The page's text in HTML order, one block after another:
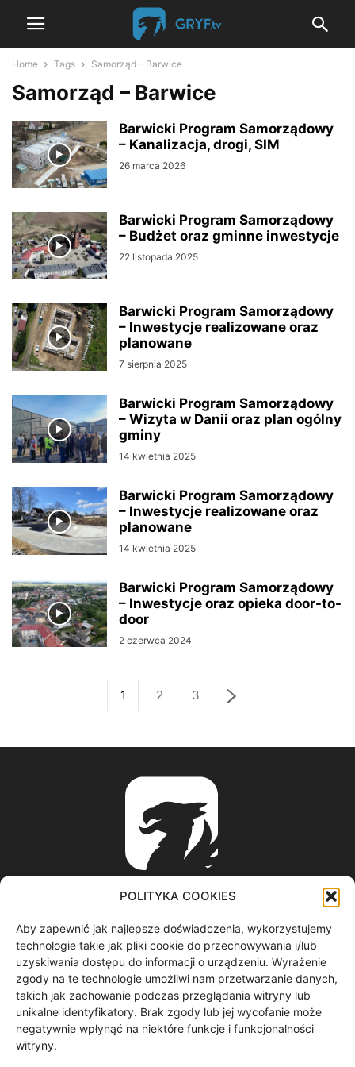
POLITYKA COOKIES
Aby zapewnić jak najlepsze doświadczenia, wykorzystujemy
technologie takie jak pliki cookie do przechowywania i/lub
uzyskiwania dostępu do informacji o urządzeniu. Wyrażenie
zgody na te technologie umożliwi nam przetwarzanie danych,
takich jak zachowanie podczas przeglądania witryny lub
unikalne identyfikatory. Brak zgody lub jej wycofanie może
negatywnie wpłynąć na niektóre funkcje i funkcjonalności
witryny.
Home Tags Samorząd – Barwice
Samorząd – Barwice
Barwicki Program Samorządowy
– Kanalizacja, drogi, SIM
26 marca 2026
Barwicki Program Samorządowy
– Budżet oraz gminne inwestycje
22 listopada 2025
Barwicki Program Samorządowy
– Inwestycje realizowane oraz
planowane
7 sierpnia 2025
Barwicki Program Samorządowy
– Wizyta w Danii oraz plan ogólny
gminy
14 kwietnia 2025
Barwicki Program Samorządowy
– Inwestycje realizowane oraz
planowane
14 kwietnia 2025
Barwicki Program Samorządowy
– Inwestycje oraz opieka door-to-
door
2 czerwca 2024
1 2 3
ABOUT US
informacje z regionu / nagrania filmowe / produkcja video /
spoty reklamowe / materiały graficzne
Contact us:redakcja@gryf.tv